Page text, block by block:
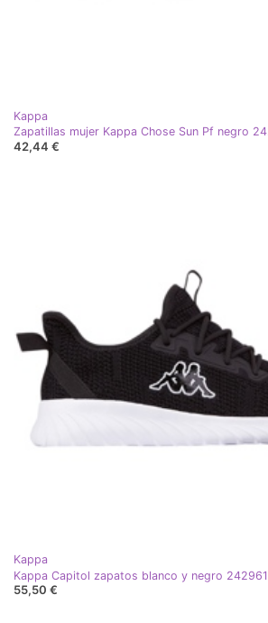
Kappa
Zapatillas mujer Kappa Chose Sun Pf negro
42,44 €
Kappa
Kappa Capitol zapatos blanco y negro 242961
55,50 €